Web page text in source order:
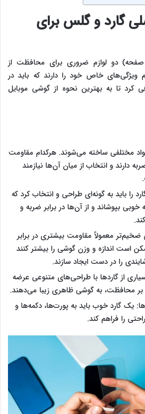
گارد و گلس برای
دو لوازم ضروری برای محافظت از
خاص خود را دارند که باید در
کرد تا به بهترین نحوه از گوشی موبایل
مختلفی ساخته می‌شوند. هرکدام مقاومت
دارند و انتخاب از میان آن‌‌‌‌ها نیازمند
را باید به گونه‌ای طراحی و انتخاب کرد که
خوبی بپوشاند و از آن‌ها در برابر ضربه و
معمولاً مقاومت بیشتری در برابر
است اندازه و وزن گوشی را بیشتر کنند
را در دست ایجاد سازند.
از گاردها با طراحی‌های متنوعی عرضه
بر محافظت، به گوشی ظاهری زیبا می‌دهند.
یک گارد خوب باید به پورت‌ها، دکمه‌ها و
را فراهم کند.